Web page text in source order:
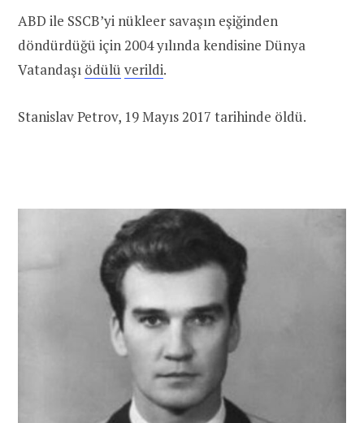
ABD ile SSCB’yi nükleer savaşın eşiğinden
döndürdüğü için 2004 yılında kendisine Dünya
Vatandaşı ödülü verildi.
Stanislav Petrov, 19 Mayıs 2017 tarihinde öldü.